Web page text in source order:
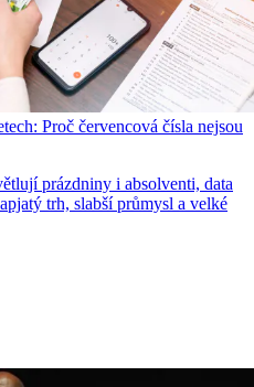
Proč červencová čísla nejsou
prázdniny i absolventi, data
trh, slabší průmysl a velké